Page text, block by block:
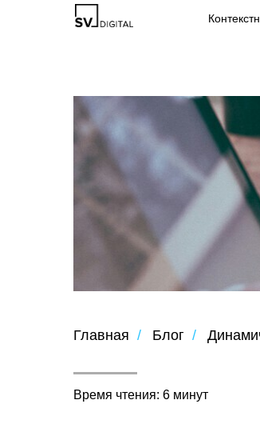
Главная / Блог /
Время чтения: 6 минут